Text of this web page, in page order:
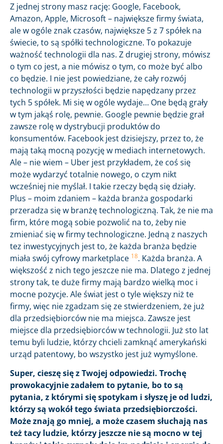
Z jednej strony masz rację: Google, Facebook,
Amazon, Apple, Microsoft – największe firmy świata,
ale w ogóle znak czasów, największe 5 z 7 spółek na
świecie, to są spółki technologiczne. To pokazuje
ważność technologii dla nas. Z drugiej strony, mówisz
o tym co jest, a nie mówisz o tym, co może być albo
co będzie. I nie jest powiedziane, że cały rozwój
technologii w przyszłości będzie napędzany przez
tych 5 spółek. Mi się w ogóle wydaje… One będą grały
w tym jakąś rolę, pewnie. Google pewnie będzie grał
zawsze rolę w dystrybucji produktów do
konsumentów. Facebook jest dzisiejszy, przez to, że
mają taką mocną pozycję w mediach internetowych.
Ale – nie wiem – Uber jest przykładem, że coś się
może wydarzyć totalnie nowego, o czym nikt
wcześniej nie myślał. I takie rzeczy będą się działy.
Plus – moim zdaniem – każda branża gospodarki
przeradza się w branżę technologiczną. Tak, że nie ma
firm, które mogą sobie pozwolić na to, żeby nie
zmieniać się w firmy technologiczne. Jedną z naszych
tez inwestycyjnych jest to, że każda branża będzie
miała swój cyfrowy marketplace 18. Każda branża. A
większość z nich tego jeszcze nie ma. Dlatego z jednej
strony tak, te duże firmy mają bardzo wielką moc i
mocne pozycje. Ale świat jest o tyle większy niż te
firmy, więc nie zgadzam się ze stwierdzeniem, że już
dla przedsiębiorców nie ma miejsca. Zawsze jest
miejsce dla przedsiębiorców w technologii. Już sto lat
temu byli ludzie, którzy chcieli zamknąć amerykański
urząd patentowy, bo wszystko jest już wymyślone.
Super, cieszę się z Twojej odpowiedzi. Trochę
prowokacyjnie zadałem to pytanie, bo to są
pytania, z którymi się spotykam i słyszę je od ludzi,
którzy są wokół tego świata przedsiębiorczości.
Może znają go mniej, a może czasem słuchają nas
też tacy ludzie, którzy jeszcze nie są mocno w tej